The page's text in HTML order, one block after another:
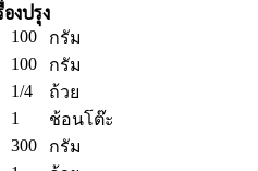
องปรุง
100
กรัม
100
กรัม
1/4
ถ้วย
1
ช้อนโต๊ะ
300
กรัม